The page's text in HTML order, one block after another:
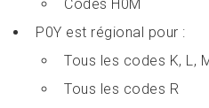
Codes H0M
P0Y est régional pour :
Tous les codes K, L,
Tous les codes R